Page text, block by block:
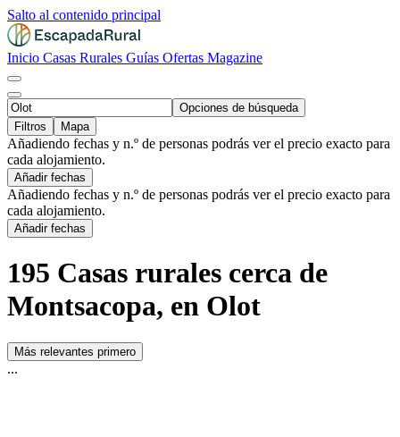
Salto al contenido principal
Inicio Casas Rurales Guías Ofertas Magazine
Opciones de búsqueda
Filtros
Mapa
Añadiendo fechas y n.º de personas podrás ver el precio exacto para
cada alojamiento.
Añadir fechas
Añadiendo fechas y n.º de personas podrás ver el precio exacto para
cada alojamiento.
Añadir fechas
195 Casas rurales cerca de
Montsacopa, en Olot
Más relevantes primero
...